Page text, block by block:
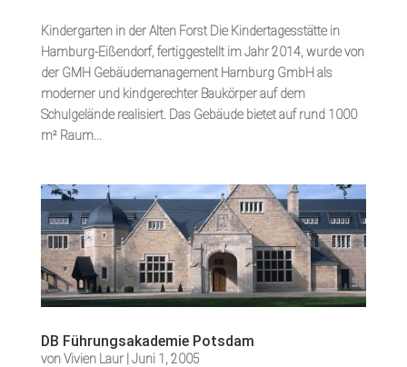
Kindergarten in der Alten Forst Die Kindertagesstätte in
Hamburg-Eißendorf, fertiggestellt im Jahr 2014, wurde von
der GMH Gebäudemanagement Hamburg GmbH als
moderner und kindgerechter Baukörper auf dem
Schulgelände realisiert. Das Gebäude bietet auf rund 1000
m² Raum...
DB Führungsakademie Potsdam
vonVivien Laur| Juni 1, 2005